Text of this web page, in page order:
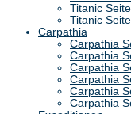
Titanic
Titanic
Carpathia
Carpathia
Carpathia
Carpathia
Carpathia
Carpathia
Carpathia